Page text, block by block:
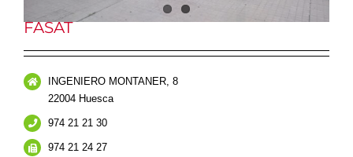
FASAT
INGENIERO MONTANER, 8
22004 Huesca
974 21 21 30
974 21 24 27